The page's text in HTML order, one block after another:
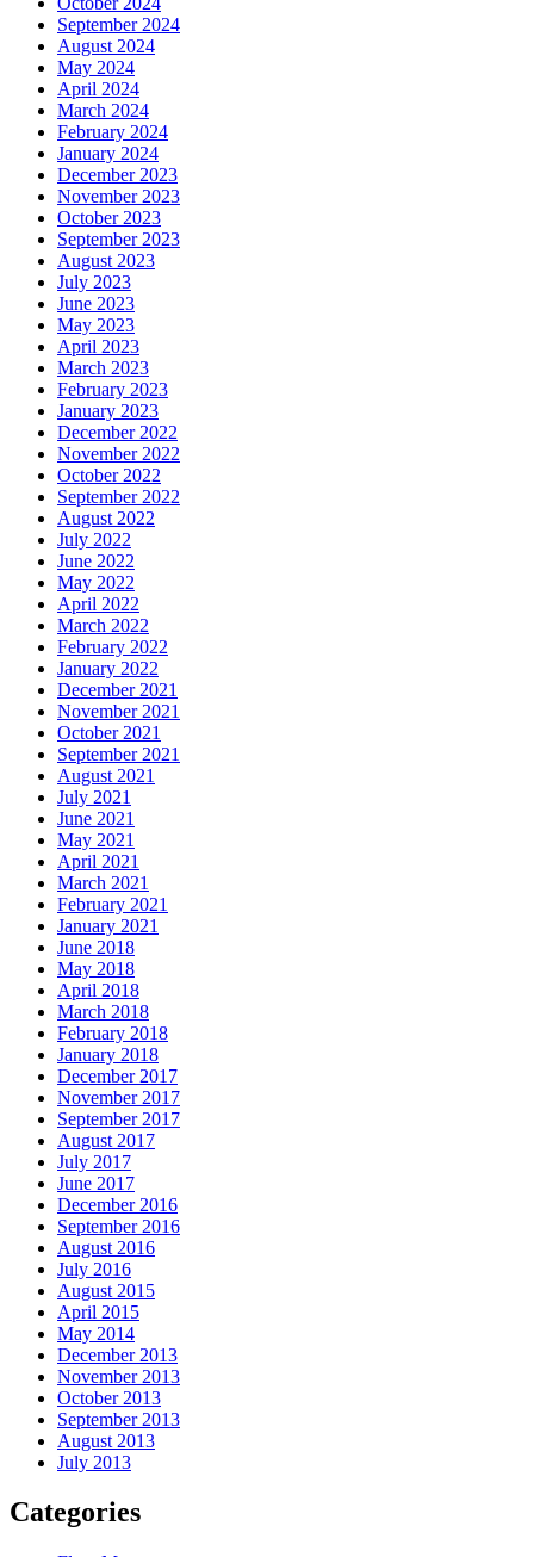
September 2024
August 2024
May 2024
April 2024
March 2024
February 2024
January 2024
December 2023
November 2023
October 2023
September 2023
August 2023
July 2023
June 2023
May 2023
April 2023
March 2023
February 2023
January 2023
December 2022
November 2022
October 2022
September 2022
August 2022
July 2022
June 2022
May 2022
April 2022
March 2022
February 2022
January 2022
December 2021
November 2021
October 2021
September 2021
August 2021
July 2021
June 2021
May 2021
April 2021
March 2021
February 2021
January 2021
June 2018
May 2018
April 2018
March 2018
February 2018
January 2018
December 2017
November 2017
September 2017
August 2017
July 2017
June 2017
December 2016
September 2016
August 2016
July 2016
August 2015
April 2015
May 2014
December 2013
November 2013
October 2013
September 2013
August 2013
July 2013
Categories